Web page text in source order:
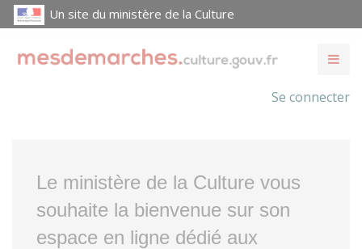
Un site du ministère de la Culture
Se connecter
Le ministère de la Culture vous
souhaite la bienvenue sur son
espace en ligne dédié aux